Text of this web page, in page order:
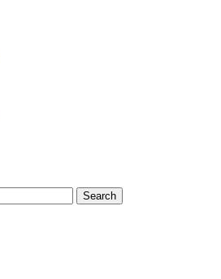
Search